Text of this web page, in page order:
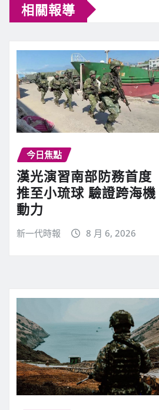
相關報導
今日焦點
漢光演習南部防務首度
推至小琉球 驗證跨海機
動力
新一代時報 8 月 6, 2026